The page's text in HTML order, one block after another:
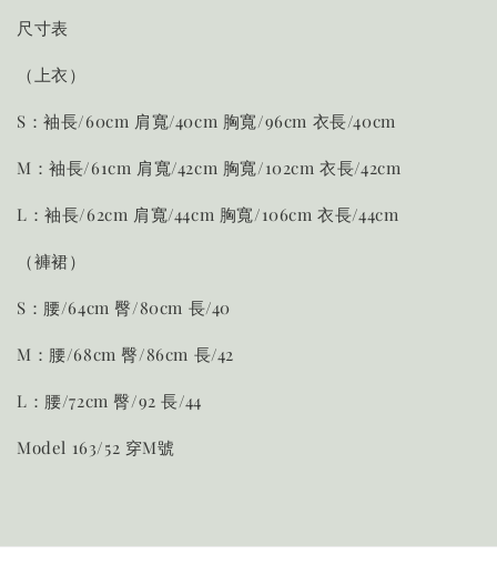
尺寸表
（上衣）
S：袖長/60cm 肩寬/40cm 胸寬/96cm 衣長/40cm
M：袖長/61cm 肩寬/42cm 胸寬/102cm 衣長/42cm
L：袖長/62cm 肩寬/44cm 胸寬/106cm 衣長/44cm
（褲裙）
S：腰/64cm 臀/80cm 長/40
M：腰/68cm 臀/86cm 長/42
L：腰/72cm 臀/92 長/44
Model 163/52 穿M號